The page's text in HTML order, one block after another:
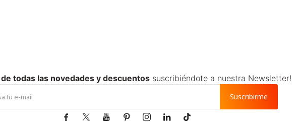
de todas las novedades y descuentossuscribiéndote a nuestra Newsletter!
Suscribirme
      